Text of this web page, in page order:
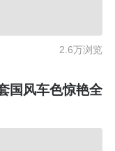
2.6万浏览
国风车色惊艳全